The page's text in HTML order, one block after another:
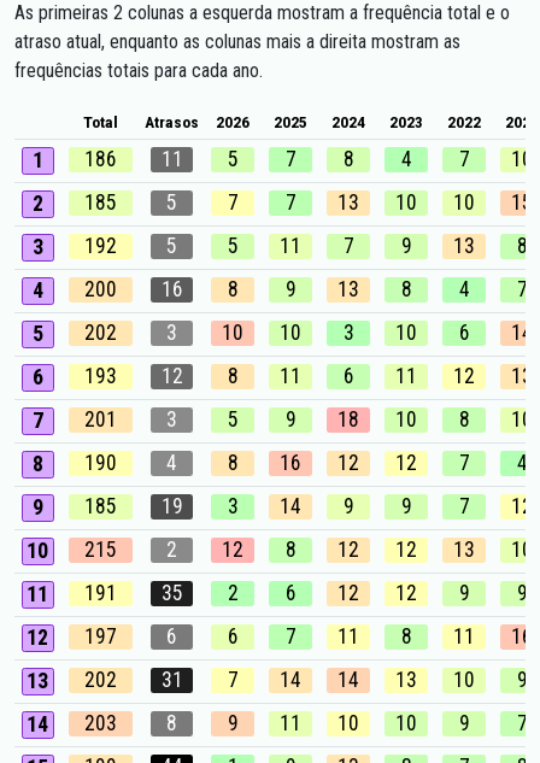
As primeiras 2 colunas a esquerda mostram a frequência total e o
atraso atual, enquanto as colunas mais a direita mostram as
frequências totais para cada ano.
Total Atrasos 2026 2025 2024 2023 2022 2021
1 186 11 5 7 8 4 7
10
2
185 5 7 7 13 10 10
15
3
192 5 5 11 7 9 13
8
4
200 16 8 9 13 8 4
7
5
202 3 10 10 3 10 6
14
6
193 12 8 11 6 11 12
13
7
201 3 5 9 18 10 8
10
8
190 4 8 16 12 12 7
4
9
185 19 3 14 9 9 7
12
10
215 2 12 8 12 12 13
10
11
191 35 2 6 12 12 9
9
12
197 6 6 7 11 8 11
16
13
202 31 7 14 14 13 10
9
14
203 8 9 11 10 10 9
7